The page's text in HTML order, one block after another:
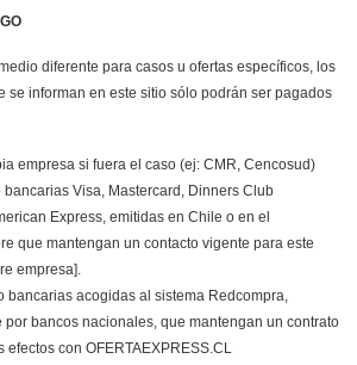
diferente para casos u ofertas específicos, los
se informan en este sitio sólo podrán ser pagados
empresa si fuera el caso (ej: CMR, Cencosud)
bancarias Visa, Mastercard, Dinners Club
Express, emitidas en Chile o en el
que mantengan un contacto vigente para este
empresa].
bancarias acogidas al sistema Redcompra,
por bancos nacionales, que mantengan un contrato
efectos con OFERTAEXPRESS.CL